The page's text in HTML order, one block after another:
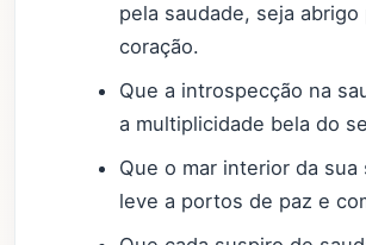
pela saudade, seja abrigo
coração.
Que a introspecção na
a multiplicidade bela do
Que o mar interior da sua
leve a portos de paz e